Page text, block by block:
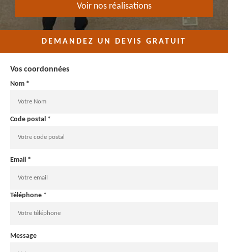
Voir nos réalisations
DEMANDEZ UN DEVIS GRATUIT
Vos coordonnées
Nom *
Code postal *
Email *
Téléphone *
Message